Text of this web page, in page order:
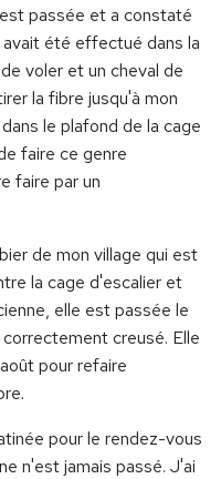
passée et a constaté
été effectué dans la
voler et un cheval de
la fibre jusqu'à mon
le plafond de la cage
faire ce genre
faire par un
de mon village qui est
la cage d'escalier et
elle est passée le
creusé. Elle
pour refaire
pour le rendez-vous
n'est jamais passé. J'ai